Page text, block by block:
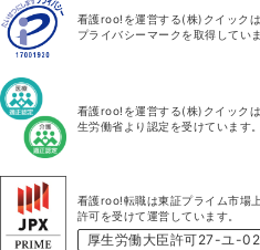
看護roo!を運営する(株)クイック
プライバシーマークを取得していま
看護roo!を運営する(株)クイック
生労働省より認定を受けています。
看護roo!転職は東証プライム市場
許可を受けて運営しています。
厚生労働大臣許可27-ユ-